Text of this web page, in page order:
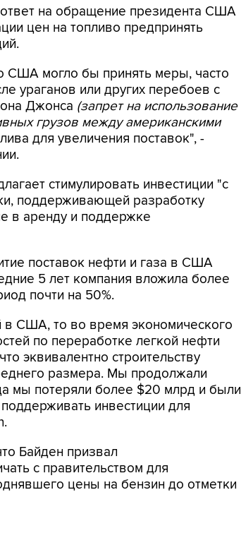
ответ на обращение президента США
цен на топливо предпринять
США могло бы принять меры, часто
ураганов или других перебоев с
Джонса (запрет на использование
грузов между американскими
для увеличения поставок", -
стимулировать инвестиции "с
поддерживающей разработку
в аренду и поддержке
поставок нефти и газа в США
5 лет компания вложила более
почти на 50%.
США, то во время экономического
по переработке легкой нефти
эквивалентно строительству
размера. Мы продолжали
мы потеряли более $20 млрд и были
инвестиции для
Байден призвал
с правительством для
цены на бензин до отметки